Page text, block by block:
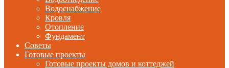
Водоснабжение
Кровля
Отопление
Фундамент
Советы
Готовые проекты
Готовые проекты домов и коттеджей